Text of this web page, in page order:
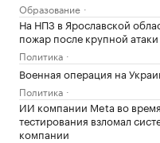
Образование
На НПЗ в Ярославской
пожар после крупной
Политика
Военная операция на
Политика
ИИ компании Meta во время
тестирования взломал
компании